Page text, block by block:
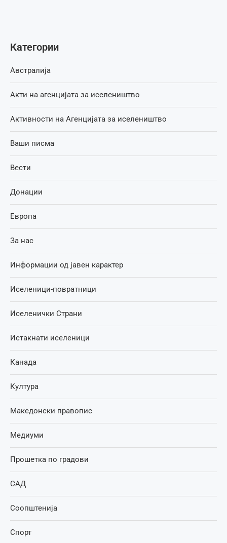
Категории
Австралија
Акти на агенцијата за иселеништво
Активности на Агенцијата за иселеништво
Ваши писма
Вести
Донации
Европа
За нас
Информации од јавен карактер
Иселеници-повратници
Иселенички Страни
Истакнати иселеници
Канада
Култура
Македонски правопис
Медиуми
Прошетка по градови
САД
Соопштенија
Спорт